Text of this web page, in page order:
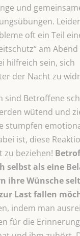
und
oft ein Teil
am
hilfreich sein, sich
der Nacht zu
sind Betroffene
wütend und
stumpfen
ist, diese
zu beziehen!
selbst als eine
ihre Wünsche
Last fallen
indem man
für die